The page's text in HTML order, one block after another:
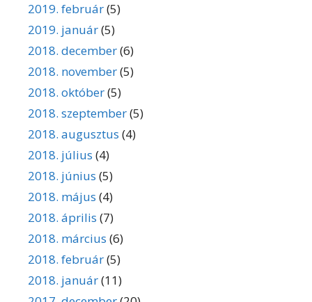
2019. február(5)
2019. január(5)
2018. december(6)
2018. november(5)
2018. október(5)
2018. szeptember(5)
2018. augusztus (4)
2018. július (4)
2018. június (5)
2018. május (4)
2018. április (7)
2018. március (6)
2018. február(5)
2018. január(11)